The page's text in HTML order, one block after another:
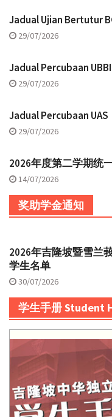
Jadual Ujian Bertutur
29/07/2026
Jadual Percubaan UBBI
29/07/2026
Jadual Percubaan UAS
29/07/2026
2026年度第二学期统
14/07/2026
奖助学金通知
2026年吉隆坡暨雪兰
学生名单
30/07/2026
学生手册 Student